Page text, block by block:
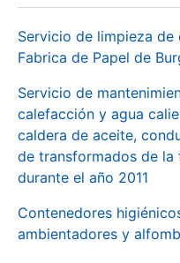
Servicio de limpieza
Fabrica de Papel de
Servicio de
calefacción y agua
caldera de aceite,
de transformados de
durante el año 2011
Contenedores
ambientadores y